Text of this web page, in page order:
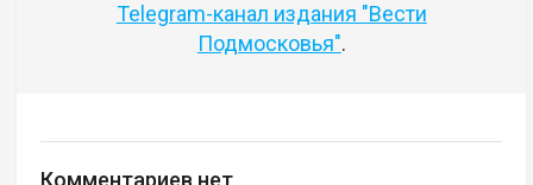
Telegram-канал издания "Вести
Подмосковья".
Комментариев нет